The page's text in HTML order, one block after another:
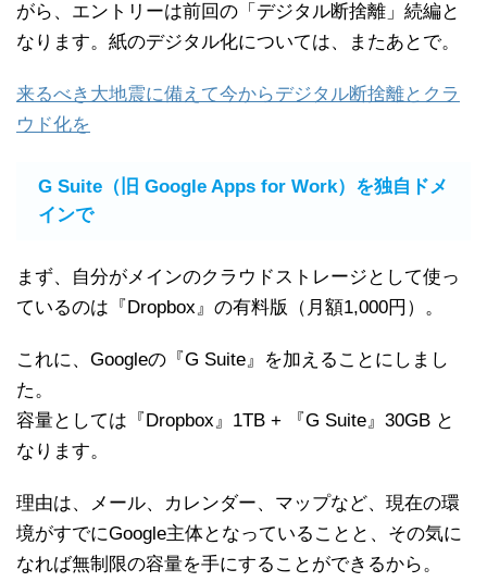
がら、エントリーは前回の「デジタル断捨離」続編と
なります。紙のデジタル化については、またあとで。
来るべき大地震に備えて今からデジタル断捨離とクラ
ウド化を
G Suite（旧 Google Apps for Work）を独自ドメ
インで
まず、自分がメインのクラウドストレージとして使っ
ているのは『Dropbox』の有料版（月額1,000円）。
これに、Googleの『G Suite』を加えることにしまし
た。
容量としては『Dropbox』1TB + 『G Suite』30GB と
なります。
理由は、メール、カレンダー、マップなど、現在の環
境がすでにGoogle主体となっていることと、その気に
なれば無制限の容量を手にすることができるから。